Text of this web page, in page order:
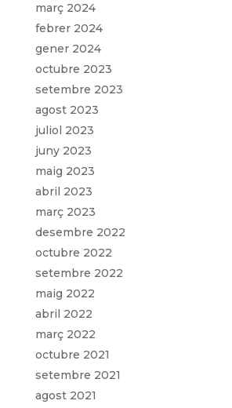
març 2024
febrer 2024
gener 2024
octubre 2023
setembre 2023
agost 2023
juliol 2023
juny 2023
maig 2023
abril 2023
març 2023
desembre 2022
octubre 2022
setembre 2022
maig 2022
abril 2022
març 2022
octubre 2021
setembre 2021
agost 2021